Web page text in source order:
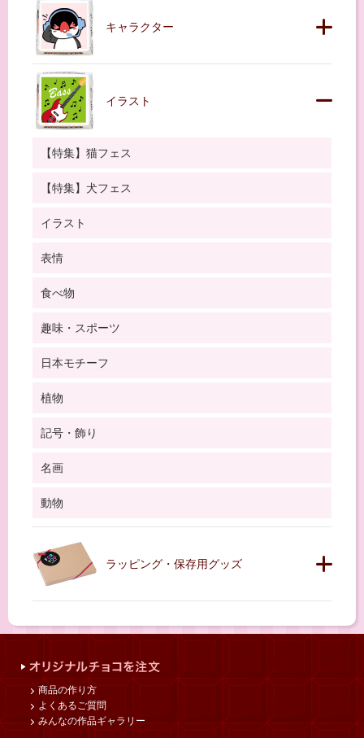
キャラクター
イラスト
【特集】猫フェス
【特集】犬フェス
イラスト
表情
食べ物
趣味・スポーツ
日本モチーフ
植物
記号・飾り
名画
動物
ラッピング・保存用グッズ
商品の作り方
よくあるご質問
みんなの作品ギャラリー